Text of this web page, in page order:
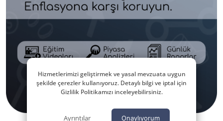
Hizmetlerimizi geliştirmek ve yasal mevzuata uygun
şekilde çerezler kullanıyoruz. Detaylı bilgi ve iptal için
Gizlilik Politikamızı inceleyebilirsiniz.
Ayrıntılar Onaylıyorum